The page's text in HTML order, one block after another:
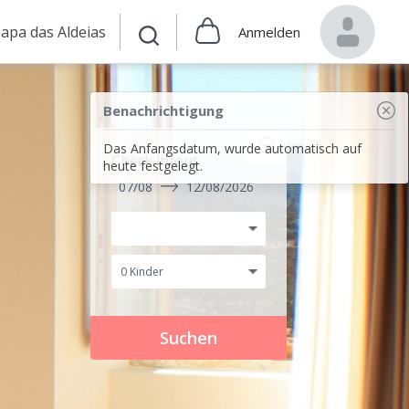
das Aldeias Anmelden
Benachrichtigung
Das Anfangsdatum, wurde automatisch auf
heute festgelegt.
Check in/out
07/08 12/08/2026